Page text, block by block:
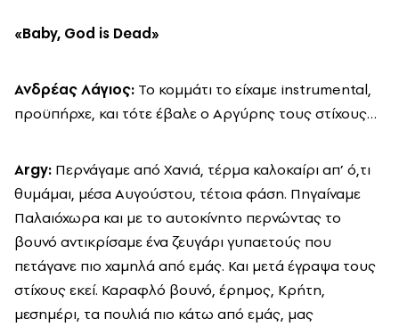
«Baby, God is Dead»
Ανδρέας Λάγιος: Το κομμάτι το είχαμε instrumental,
προϋπήρχε, και τότε έβαλε ο Αργύρης τους στίχους…
Argy: Περνάγαμε από Χανιά, τέρμα καλοκαίρι απ’ ό,τι
θυμάμαι, μέσα Αυγούστου, τέτοια φάση. Πηγαίναμε
Παλαιόχωρα και με το αυτοκίνητο περνώντας το
βουνό αντικρίσαμε ένα ζευγάρι γυπαετούς που
πετάγανε πιο χαμηλά από εμάς. Και μετά έγραψα τους
στίχους εκεί. Καραφλό βουνό, έρημος, Κρήτη,
μεσημέρι, τα πουλιά πιο κάτω από εμάς, μας